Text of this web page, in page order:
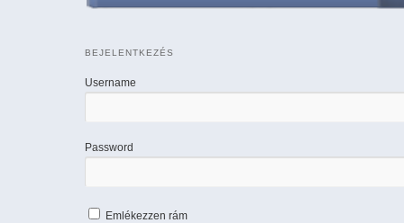
BEJELENTKEZÉS
Username
Password
Emlékezzen rám